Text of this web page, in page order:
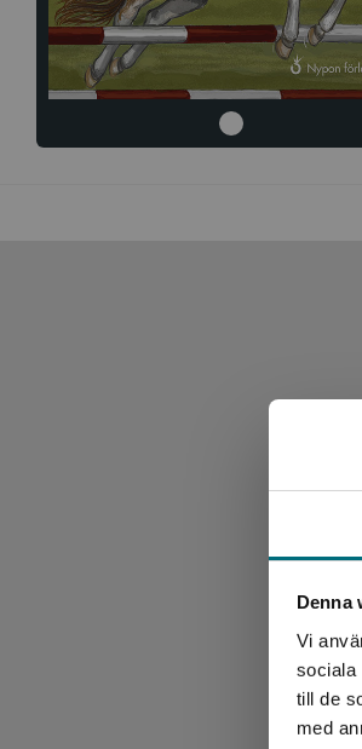
Denna
Vi
sociala
till de
med